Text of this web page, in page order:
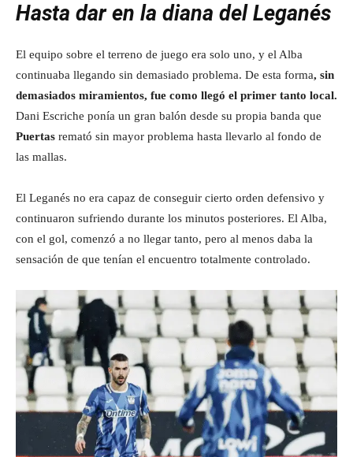
Hasta dar en la diana del Leganés
El equipo sobre el terreno de juego era solo uno, y el Alba
continuaba llegando sin demasiado problema. De esta forma, sin
demasiados miramientos, fue como llegó el primer tanto local.
Dani Escriche ponía un gran balón desde su propia banda que
Puertas remató sin mayor problema hasta llevarlo al fondo de
las mallas.
El Leganés no era capaz de conseguir cierto orden defensivo y
continuaron sufriendo durante los minutos posteriores. El Alba,
con el gol, comenzó a no llegar tanto, pero al menos daba la
sensación de que tenían el encuentro totalmente controlado.